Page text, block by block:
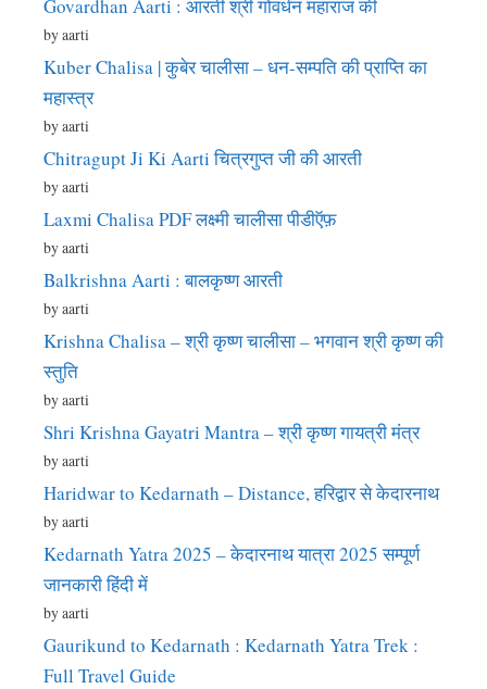
Govardhan Aarti : आरती श्री गोवर्धन महाराज की
by aarti
Kuber Chalisa | कुबेर चालीसा – धन-सम्पति की प्राप्ति का
महास्त्र
by aarti
Chitragupt Ji Ki Aarti चित्रगुप्त जी की आरती
by aarti
Laxmi Chalisa PDF लक्ष्मी चालीसा पीडीऍफ़
by aarti
Balkrishna Aarti : बालकृष्ण आरती
by aarti
Krishna Chalisa – श्री कृष्ण चालीसा – भगवान श्री कृष्ण की
स्तुति
by aarti
Shri Krishna Gayatri Mantra – श्री कृष्ण गायत्री मंत्र
by aarti
Haridwar to Kedarnath – Distance, हरिद्वार से केदारनाथ
by aarti
Kedarnath Yatra 2025 – केदारनाथ यात्रा 2025 सम्पूर्ण
जानकारी हिंदी में
by aarti
Gaurikund to Kedarnath : Kedarnath Yatra Trek :
Full Travel Guide